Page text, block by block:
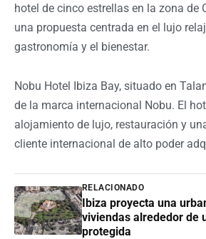
hotel de cinco estrellas en la zona de
una propuesta centrada en el lujo
gastronomía y el bienestar.
Nobu Hotel Ibiza Bay, situado en
de la marca internacional Nobu. El
alojamiento de lujo, restauración y
cliente internacional de alto poder
RELACIONADO
Ibiza proyecta una
viviendas alrededor de
protegida